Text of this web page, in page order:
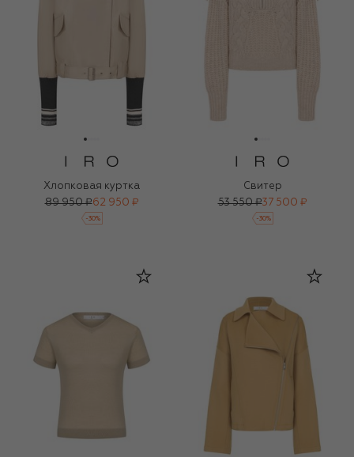
Хлопковая куртка
89 950 ₽62 950 ₽
-30%
Свитер
53 550 ₽37 500 ₽
-30%